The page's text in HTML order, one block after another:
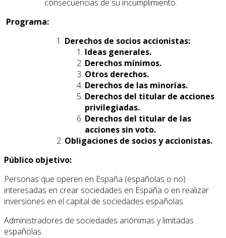
consecuencias de su incumplimiento.
Programa:
Derechos de socios accionistas:
Ideas generales.
Derechos mínimos.
Otros derechos.
Derechos de las minorías.
Derechos del titular de acciones
privilegiadas.
Derechos del titular de las
acciones sin voto.
Obligaciones de socios y accionistas.
Público objetivo:
Personas que operen en España (españolas o no)
interesadas en crear sociedades en España o en realizar
inversiones en el capital de sociedades españolas.
Administradores de sociedades anónimas y limitadas
españolas.